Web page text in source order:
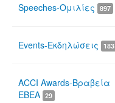
Speeches-Ομιλίες 897
Events-Εκδηλώσεις 183
ACCI Awards-Βραβεία
ΕΒΕΑ 29